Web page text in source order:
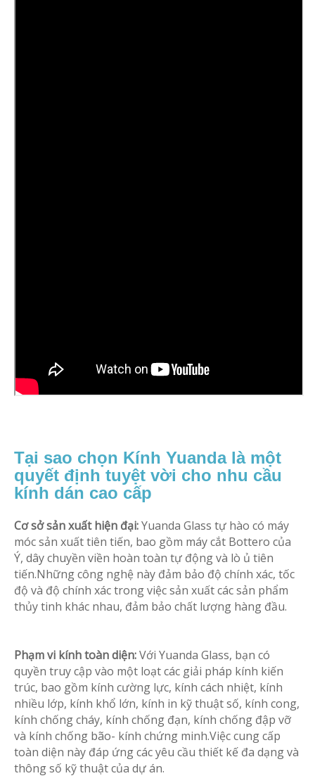
Tại sao chọn Kính Yuanda là một
quyết định tuyệt vời cho nhu cầu
kính dán cao cấp
Cơ sở sản xuất hiện đại:Yuanda Glass tự hào có máy
móc sản xuất tiên tiến, bao gồm máy cắt Bottero của
Ý, dây chuyền viền hoàn toàn tự động và lò ủ tiên
tiến.Những công nghệ này đảm bảo độ chính xác, tốc
độ và độ chính xác trong việc sản xuất các sản phẩm
thủy tinh khác nhau, đảm bảo chất lượng hàng đầu.
Phạm vi kính toàn diện:Với Yuanda Glass, bạn có
quyền truy cập vào một loạt các giải pháp kính kiến ​​
trúc, bao gồm kính cường lực, kính cách nhiệt, kính
nhiều lớp, kính khổ lớn, kính in kỹ thuật số, kính cong,
kính chống cháy, kính chống đạn, kính chống đập vỡ
và kính chống bão- kính chứng minh.Việc cung cấp
toàn diện này đáp ứng các yêu cầu thiết kế đa dạng và
thông số kỹ thuật của dự án.